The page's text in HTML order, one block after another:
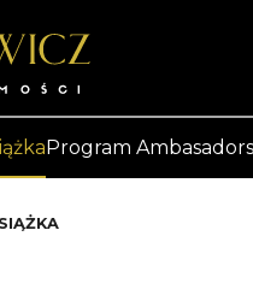
Program